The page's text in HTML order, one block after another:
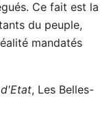
Ce fait est la
du peuple,
mandatés
, Les Belles-